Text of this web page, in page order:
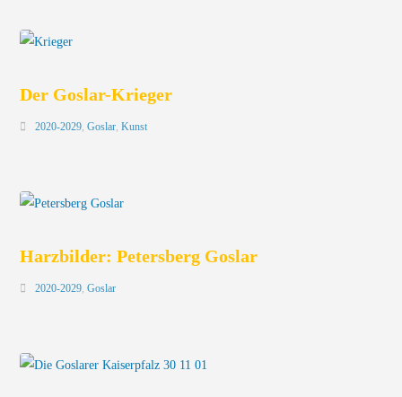
Der Goslar-Krieger
2020-2029,Goslar,Kunst
Harzbilder: Petersberg Goslar
2020-2029,Goslar